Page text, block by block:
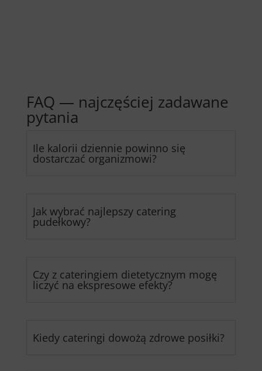
FAQ — najczęściej zadawane
pytania
Ile kalorii dziennie powinno się
dostarczać organizmowi?
Jak wybrać najlepszy catering
pudełkowy?
Czy z cateringiem dietetycznym mogę
liczyć na ekspresowe efekty?
Kiedy cateringi dowożą zdrowe posiłki?